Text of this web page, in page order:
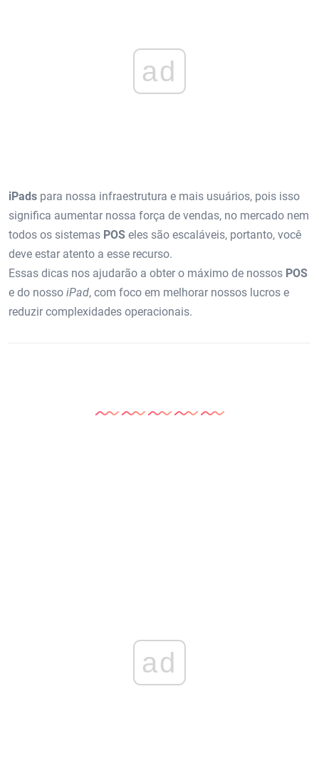
ad
iPads para nossa infraestrutura e mais usuários, pois isso
significa aumentar nossa força de vendas, no mercado nem
todos os sistemas POS eles são escaláveis, portanto, você
deve estar atento a esse recurso.
Essas dicas nos ajudarão a obter o máximo de nossos POS
e do nosso iPad, com foco em melhorar nossos lucros e
reduzir complexidades operacionais.
ad